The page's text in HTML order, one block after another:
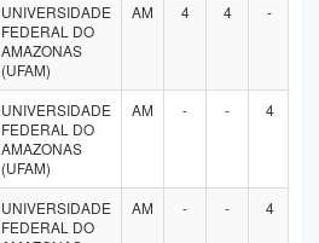
UNIVERSIDADE
FEDERAL DO
AMAZONAS
(UFAM)
AM 4 4 -
UNIVERSIDADE
FEDERAL DO
AMAZONAS
(UFAM)
AM - - 4
UNIVERSIDADE
FEDERAL DO
AM - - 4